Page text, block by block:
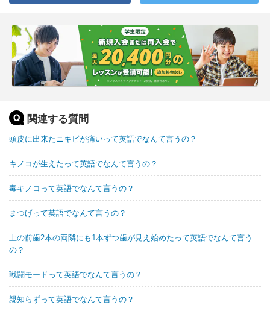
関連する質問
頭皮に出来たニキビが痛いって英語でなんて言うの？
キノコが生えたって英語でなんて言うの？
毒キノコって英語でなんて言うの？
まつげって英語でなんて言うの？
上の前歯2本の両隣にも1本ずつ歯が見え始めたって英語でなんて言う
の？
戦闘モードって英語でなんて言うの？
親知らずって英語でなんて言うの？